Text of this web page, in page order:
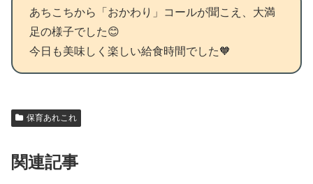
あちこちから「おかわり」コールが聞こえ、大満
足の様子でした😊
今日も美味しく楽しい給食時間でした🧡
保育あれこれ
関連記事